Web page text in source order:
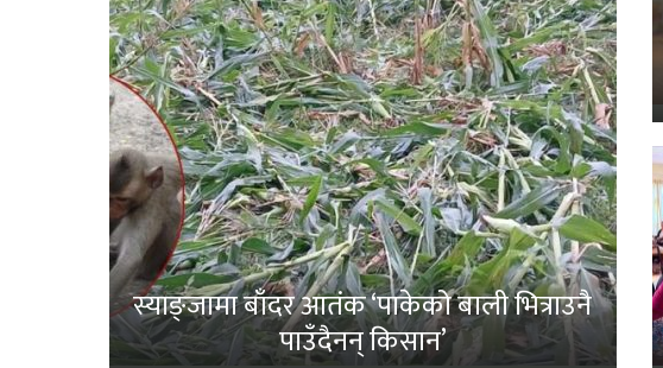
स्याङ्जामा बाँदर आतंक ‘पाकेको बाली भित्राउनै
पाउँदैनन् किसान’